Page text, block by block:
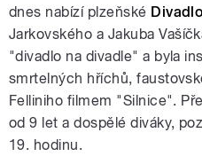
dnes nabízí plzeňské
Jarkovského a Jakuba
"divadlo na divadle" a byla
smrtelných hříchů,
Felliniho filmem "Silnice".
od 9 let a dospělé diváky,
19. hodinu.